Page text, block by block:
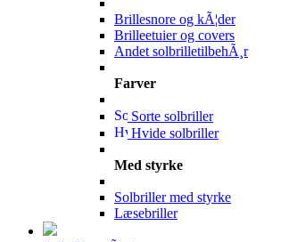
Brillesnore og kÃ¦der
Brilleetuier og covers
Andet solbrilletilbehÃ¸r
Farver
Sorte solbriller
Hvide solbriller
Med styrke
Solbriller med styrke
Læsebriller